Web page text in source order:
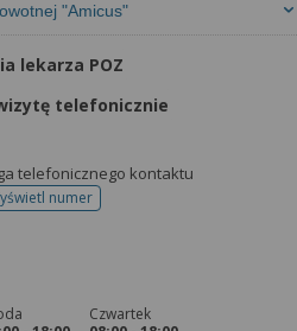
"Amicus"
lekarza POZ
telefonicznie
telefonicznego kontaktu
numer
telefonu do rejestracji
Czwartek